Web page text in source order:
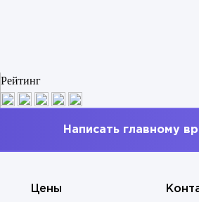
Рейтинг
Написать главному
Цены
ОТПРАВИТЬ
обработку персональных данных